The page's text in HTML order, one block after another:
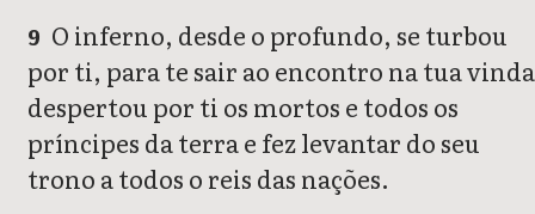
9 O inferno, desde o profundo, se turbou
por ti, para te sair ao encontro na tua
despertou por ti os mortos e todos os
príncipes da terra e fez levantar do seu
trono a todos o reis das nações.